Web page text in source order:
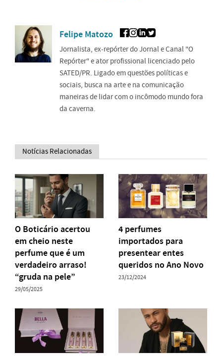
Felipe Matozo
Jornalista, ex-repórter do Jornal e Canal "O
Repórter" e ator profissional licenciado pelo
SATED/PR. Ligado em questões políticas e
sociais, busca na arte e na comunicação
maneiras de lidar com o incômodo mundo fora
da caverna.
Notícias Relacionadas
O Boticário acertou
em cheio neste
perfume que é um
verdadeiro arraso!
“gruda na pele”
29/05/2025
4 perfumes
importados para
presentear entes
queridos no Ano Novo
23/12/2024